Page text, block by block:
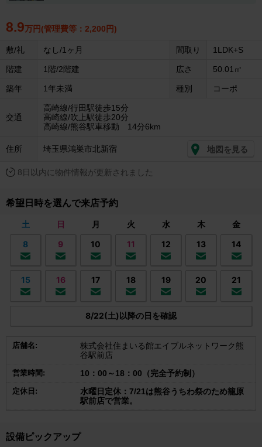
8.9万円(管理費等：2,200円)
敷/礼 なし/1ヶ月 間取り 1LDK+S
階建 1階/2階建 広さ 50.01㎡
築年 1年未満 種別 コーポ
交通
高崎線/行田駅徒歩15分
高崎線/吹上駅徒歩20分
高崎線/熊谷駅車移動 14分6km
住所 埼玉県鴻巣市北新宿 地図を見る
8日以内に物件情報が更新されました
希望日時を選んで来店予約
土 日 月 火 水 木
金
8
9 10 11 12 13 14
15 16 17 18 19 20 21
8/22(土)以降の日を確認
店舗名:
株式会社住まいる館エイブルネットワーク熊
谷駅前店
営業時間: 10：00～18：00（完全予約制）
定休日:
水曜日定休：7/21は熊谷うちわ祭のため籠原
駅前店で営業。
設備ピックアップ